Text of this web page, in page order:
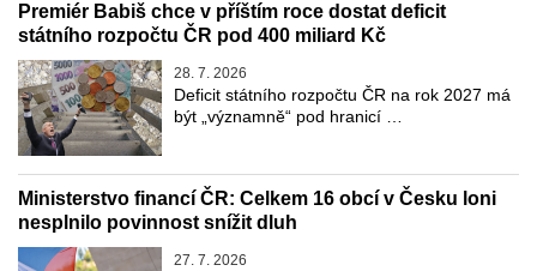
Premiér Babiš chce v příštím roce dostat deficit
státního rozpočtu ČR pod 400 miliard Kč
28. 7. 2026
Deficit státního rozpočtu ČR na rok 2027 má
být „významně“ pod hranicí …
Ministerstvo financí ČR: Celkem 16 obcí v Česku loni
nesplnilo povinnost snížit dluh
27. 7. 2026